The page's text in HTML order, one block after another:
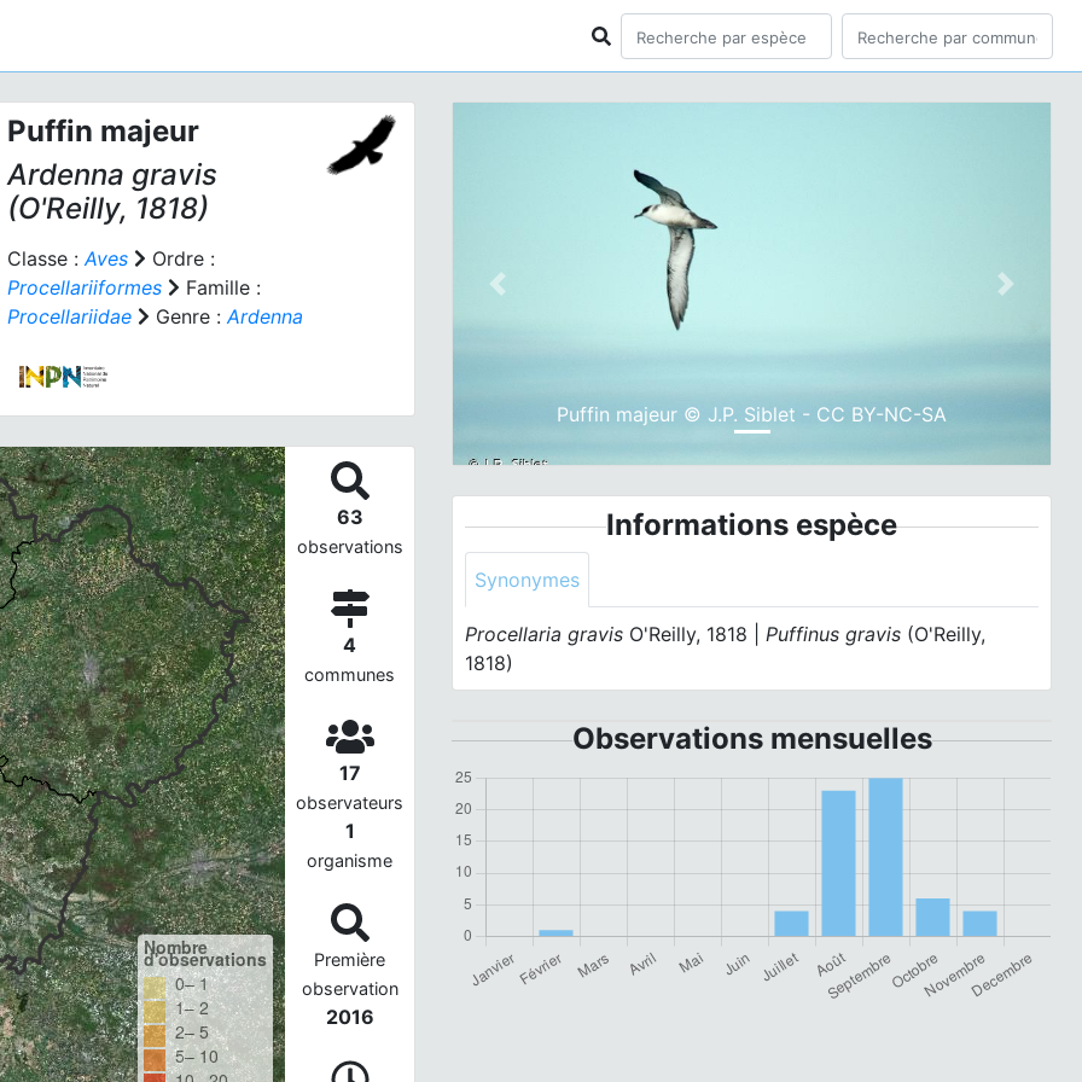
Puffin majeur
Ardenna gravis
(O'Reilly, 1818)
Classe :Aves
Ordre :
Procellariiformes
Famille :
Procellariidae
Genre :Ardenna
Nombre
d'observations
0– 1
1– 2
2– 5
5– 10
63
observations
4
communes
17
observateurs
1
organisme
Première
observation
2016
Puffin majeur © J.P. Siblet - CC BY-NC-SA
Previous Next
Informations espèce
Synonymes
Procellaria gravis O'Reilly, 1818 |Puffinus gravis (O'Reilly,
1818)
Observations mensuelles